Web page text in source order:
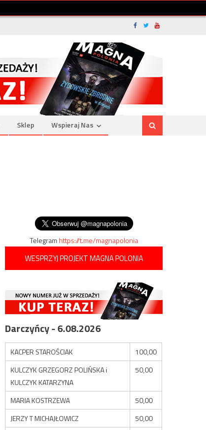
Sklep Wspieraj Nas
Telegramhttps://t.me/magnapolonia
WESPRZYJ PROJEKT MAGNA POLONIA
Darczyńcy - 6.08.2026
KACPER STAROŚCIAK
100,00
KULCZYK GRZEGORZ POLIŃSKA i
KULCZYK KATARZYNA
50,00
MARIA KOSTRZEWA
50,00
JERZY T MICHAJŁOWICZ
50,00